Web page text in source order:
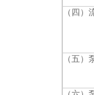
（四）
（五）